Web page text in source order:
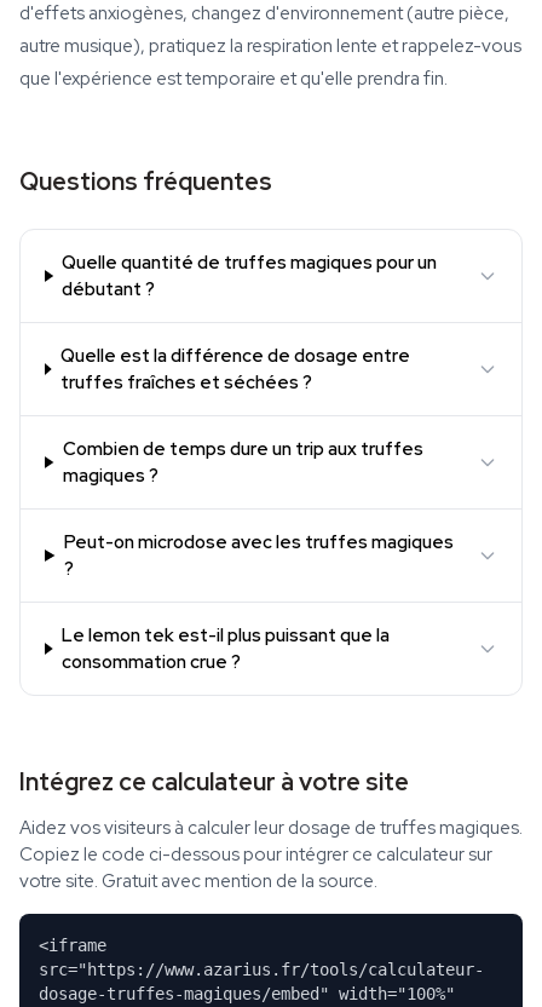
d'effets anxiogènes, changez d'environnement (autre pièce,
autre musique), pratiquez la respiration lente et rappelez-vous
que l'expérience est temporaire et qu'elle prendra fin.
Questions fréquentes
Quelle quantité de truffes magiques pour un
débutant ?
Quelle est la différence de dosage entre
truffes fraîches et séchées ?
Combien de temps dure un trip aux truffes
magiques ?
Peut-on microdose avec les truffes magiques
?
Le lemon tek est-il plus puissant que la
consommation crue ?
Intégrez ce calculateur à votre site
Aidez vos visiteurs à calculer leur dosage de truffes magiques.
Copiez le code ci-dessous pour intégrer ce calculateur sur
votre site. Gratuit avec mention de la source.
<iframe
src="https://www.azarius.fr/tools/calculateur-
dosage-truffes-magiques/embed" width="100%"